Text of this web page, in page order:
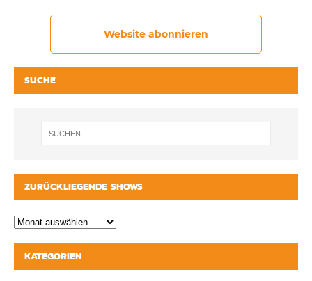
Website abonnieren
SUCHE
ZURÜCKLIEGENDE SHOWS
KATEGORIEN